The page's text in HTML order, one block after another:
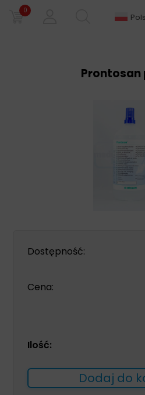
0
Prontosan
Dostępność:
Cena:
Ilość:
Dodaj do